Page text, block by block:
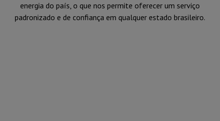
energia do país, o que nos permite oferecer um serviço
padronizado e de confiança em qualquer estado brasileiro.